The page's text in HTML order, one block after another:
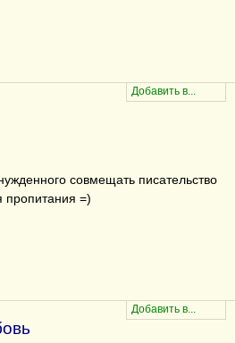
совмещать писательство
пропитания =)